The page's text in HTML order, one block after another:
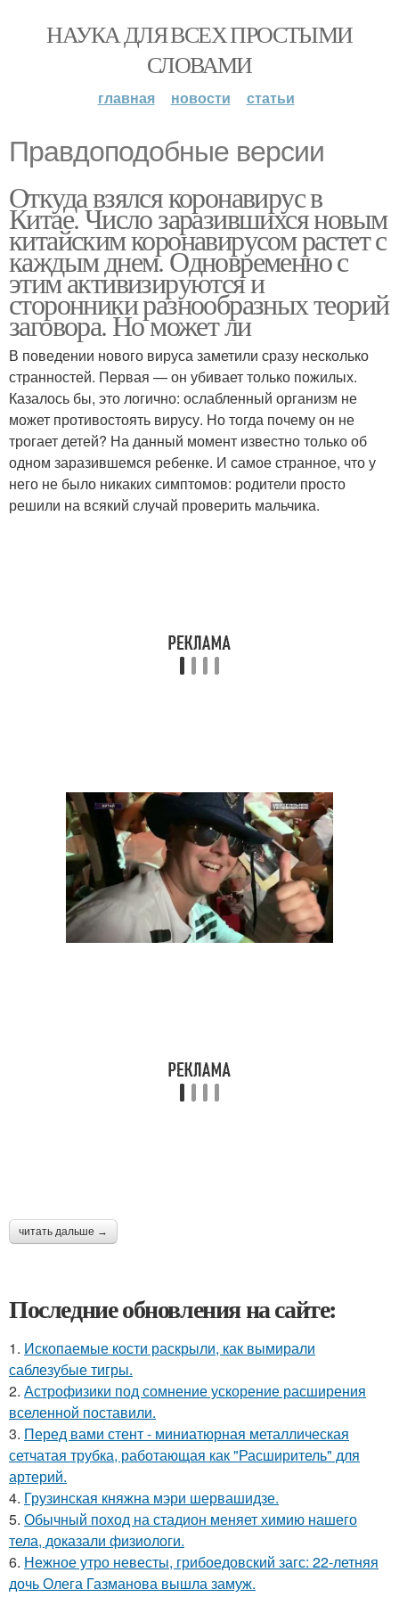
НАУКА ДЛЯ ВСЕХ ПРОСТЫМИ
СЛОВАМИ
главная новости статьи
Правдоподобные версии
Откуда взялся коронавирус в
Китае. Число заразившихся новым
китайским коронавирусом растет с
каждым днем. Одновременно с
этим активизируются и
сторонники разнообразных теорий
заговора. Но может ли
В поведении нового вируса заметили сразу несколько
странностей. Первая — он убивает только пожилых.
Казалось бы, это логично: ослабленный организм не
может противостоять вирусу. Но тогда почему он не
трогает детей? На данный момент известно только об
одном заразившемся ребенке. И самое странное, что у
него не было никаких симптомов: родители просто
решили на всякий случай проверить мальчика.
читать дальше →
Последние обновления на сайте:
1. Ископаемые кости раскрыли, как вымирали
саблезубые тигры.
2. Астрофизики под сомнение ускорение расширения
вселенной поставили.
3. Перед вами стент - миниатюрная металлическая
сетчатая трубка, работающая как "Расширитель" для
артерий.
4. Грузинская княжна мэри шервашидзе.
5. Обычный поход на стадион меняет химию нашего
тела, доказали физиологи.
6. Нежное утро невесты, грибоедовский загс: 22-летняя
дочь Олега Газманова вышла замуж.